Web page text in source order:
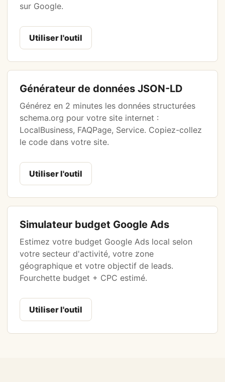
sur Google.
Utiliser l'outil
Générateur de données JSON-LD
Générez en 2 minutes les données structurées
schema.org pour votre site internet :
LocalBusiness, FAQPage, Service. Copiez-collez
le code dans votre site.
Utiliser l'outil
Simulateur budget Google Ads
Estimez votre budget Google Ads local selon
votre secteur d'activité, votre zone
géographique et votre objectif de leads.
Fourchette budget + CPC estimé.
Utiliser l'outil